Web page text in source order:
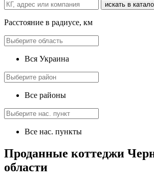
искать в
Расстояние в радиусе, км
Вся Украина
Все районы
Все нас. пункты
Проданные коттеджи
области